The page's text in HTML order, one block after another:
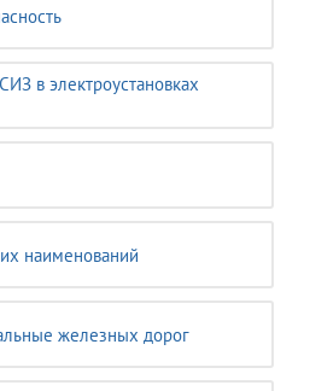
в электроустановках
наименований
железных дорог